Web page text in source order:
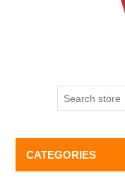
CATEGORIES